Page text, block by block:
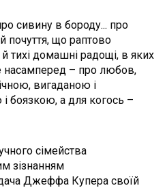
сивину в бороду... про
почуття, що раптово
тихі домашні радощі, в яких
насамперед – про любов,
вигаданою і
боязкою, а для когось –
сімейства
зізнанням
Джеффа Купера своїй